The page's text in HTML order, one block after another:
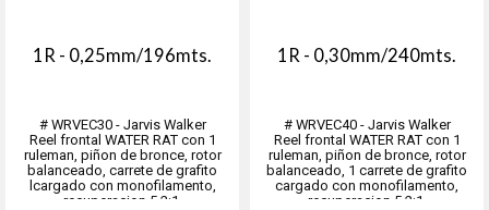
1R - 0,25mm/196mts.
# WRVEC30 - Jarvis Walker
Reel frontal WATER RAT con 1
ruleman, piñon de bronce, rotor
balanceado, carrete de grafito
lcargado con monofilamento,
recuperacion 5.2:1.
1R - 0,30mm/240mts.
# WRVEC40 - Jarvis Walker
Reel frontal WATER RAT con 1
ruleman, piñon de bronce, rotor
balanceado, 1 carrete de grafito
cargado con monofilamento,
recuperacion 5.2:1.